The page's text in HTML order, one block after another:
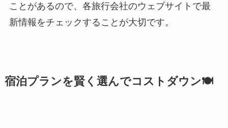
ことがあるので、各旅行会社のウェブサイトで最
新情報をチェックすることが大切です。
宿泊プランを賢く選んでコストダウン🍽️